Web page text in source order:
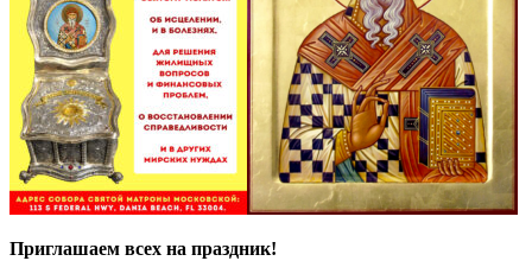
Приглашаем всех на праздник!